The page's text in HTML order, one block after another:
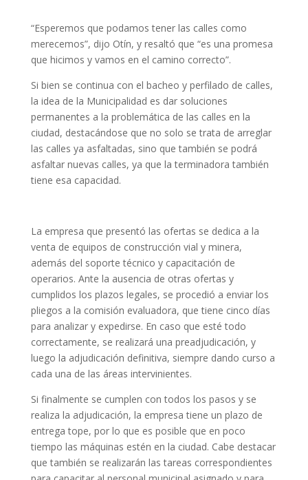
“Esperemos que podamos tener las calles como
merecemos”, dijo Otín, y resaltó que “es una promesa
que hicimos y vamos en el camino correcto”.
Si bien se continua con el bacheo y perfilado de calles,
la idea de la Municipalidad es dar soluciones
permanentes a la problemática de las calles en la
ciudad, destacándose que no solo se trata de arreglar
las calles ya asfaltadas, sino que también se podrá
asfaltar nuevas calles, ya que la terminadora también
tiene esa capacidad.
La empresa que presentó las ofertas se dedica a la
venta de equipos de construcción vial y minera,
además del soporte técnico y capacitación de
operarios. Ante la ausencia de otras ofertas y
cumplidos los plazos legales, se procedió a enviar los
pliegos a la comisión evaluadora, que tiene cinco días
para analizar y expedirse. En caso que esté todo
correctamente, se realizará una preadjudicación, y
luego la adjudicación definitiva, siempre dando curso a
cada una de las áreas intervinientes.
Si finalmente se cumplen con todos los pasos y se
realiza la adjudicación, la empresa tiene un plazo de
entrega tope, por lo que es posible que en poco
tiempo las máquinas estén en la ciudad. Cabe destacar
que también se realizarán las tareas correspondientes